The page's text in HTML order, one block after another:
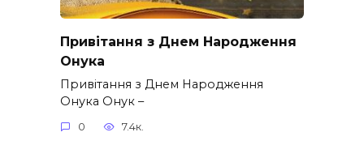
Привітання з Днем Народження
Онука
Привітання з Днем Народження
Онука Онук –
0 7.4к.